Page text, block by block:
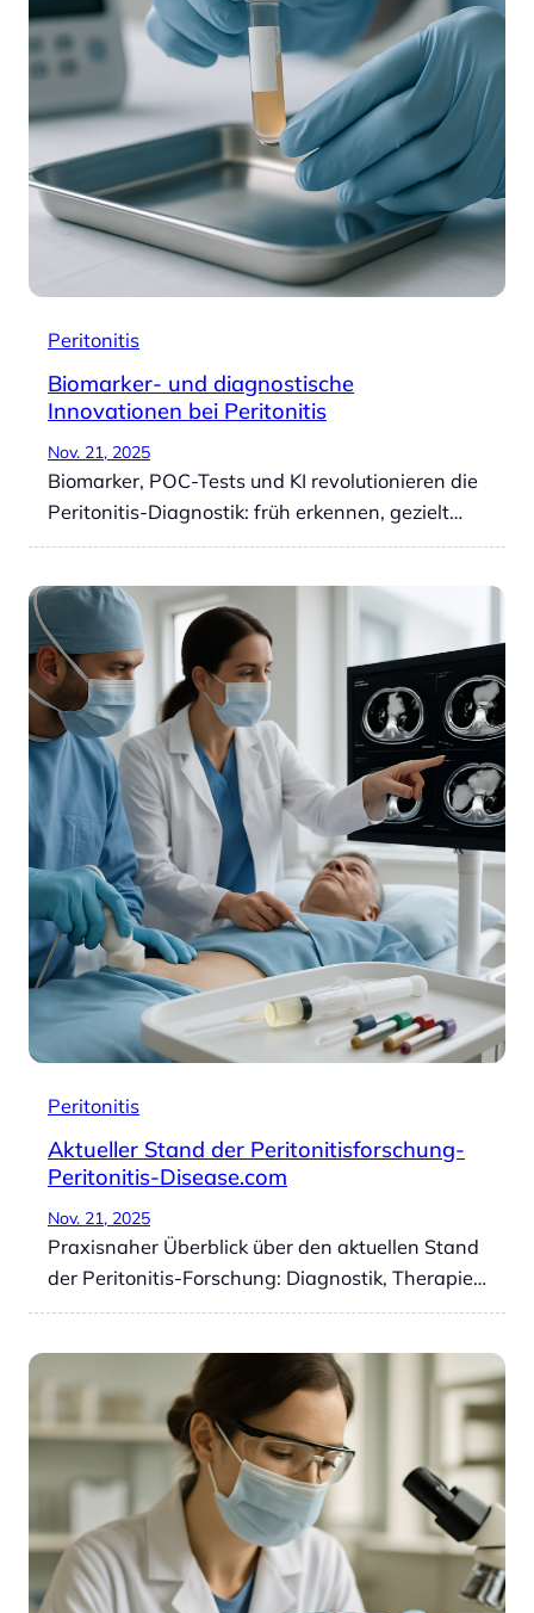
Peritonitis
Biomarker- und diagnostische
Innovationen bei Peritonitis
Nov. 21, 2025
Biomarker, POC-Tests und KI revolutionieren die
Peritonitis-Diagnostik: früh erkennen, gezielt…
Peritonitis
Aktueller Stand der Peritonitisforschung-
Peritonitis-Disease.com
Nov. 21, 2025
Praxisnaher Überblick über den aktuellen Stand
der Peritonitis-Forschung: Diagnostik, Therapie…